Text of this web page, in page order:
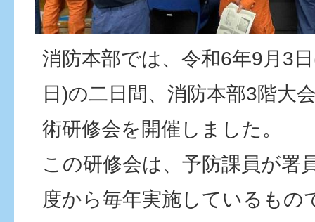
消防本部では、令和6年9月3
日)の二日間、消防本部3階大
術研修会を開催しました。
この研修会は、予防課員が署
度から毎年実施しているもの